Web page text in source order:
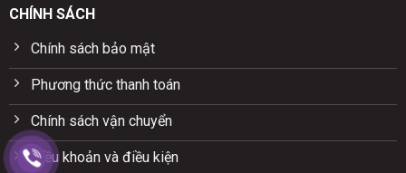
CHÍNH SÁCH
Chính sách bảo mật
Phương thức thanh toán
Chính sách vận chuyển
Điều khoản và điều kiện